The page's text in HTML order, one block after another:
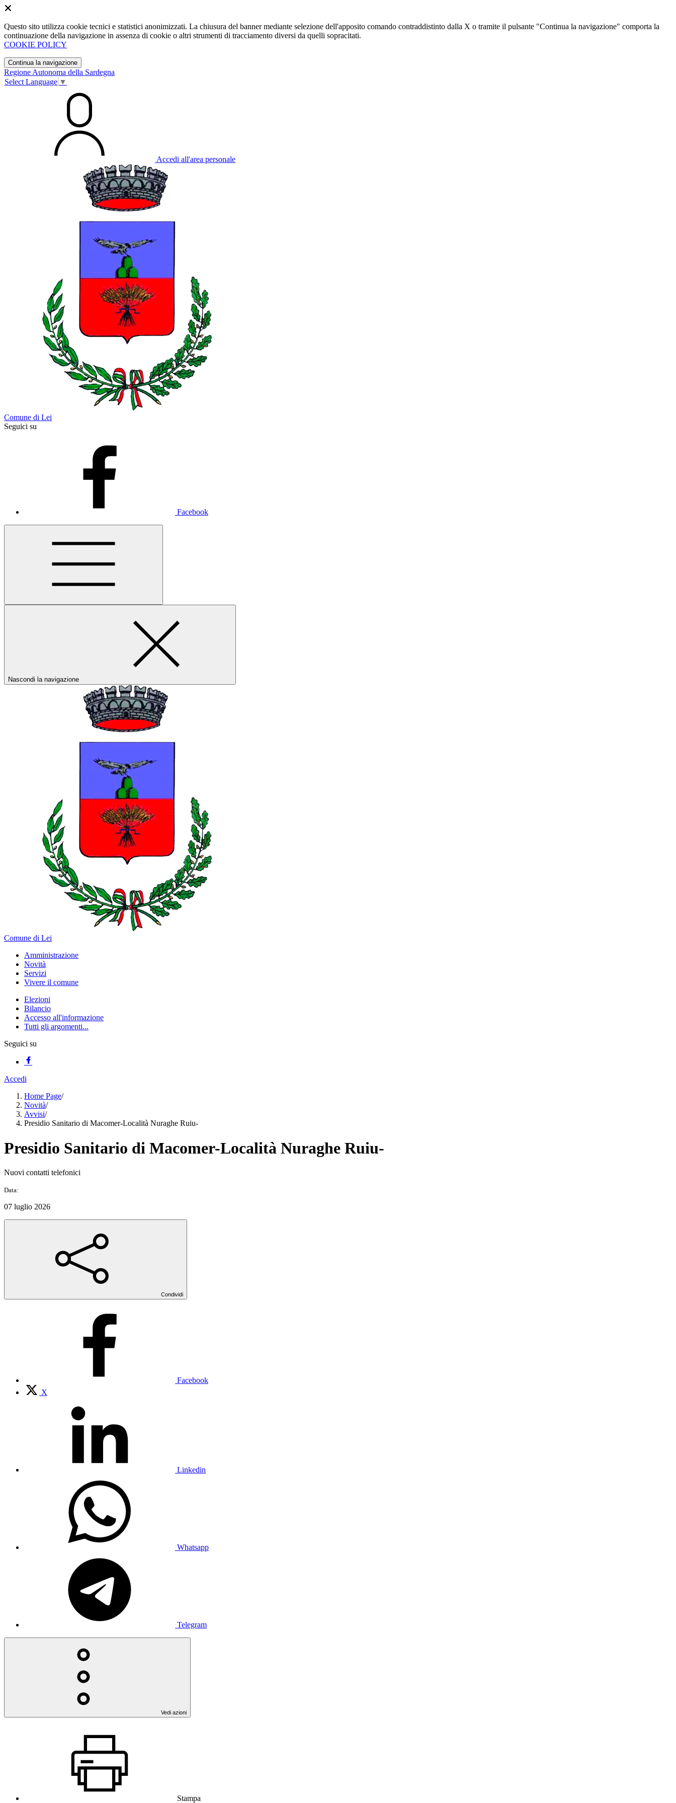
Questo sito utilizza cookie tecnici e statistici anonimizzati. La chiusura del banner mediante selezione dell'apposito comando contraddistinto dalla X o tramite il pulsante "Continua la navigazione" comporta la
continuazione della navigazione in assenza di cookie o altri strumenti di tracciamento diversi da quelli sopracitati.
COOKIE POLICY
Continua la navigazione
Regione Autonoma della Sardegna
Select Language ▼
Accedi all'area personale
Comune di Lei
Seguici su
Facebook
Nascondi la navigazione
Comune di Lei
Amministrazione
Novità
Servizi
Vivere il comune
Elezioni
Bilancio
Accesso all'informazione
Tutti gli argomenti...
Seguici su
Accedi
Home Page/
Novità/
Avvisi/
Presidio Sanitario di Macomer-Località Nuraghe Ruiu-
Presidio Sanitario di Macomer-Località Nuraghe Ruiu-
Nuovi contatti telefonici
Data:
07 luglio 2026
Condividi
Facebook
X
Linkedin
Whatsapp
Telegram
Vedi azioni
Stampa